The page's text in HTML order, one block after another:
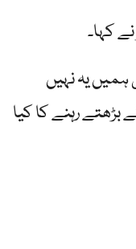
کہا۔
ہمیں یہ نہیں
بڑھتے رہنے کا کیا